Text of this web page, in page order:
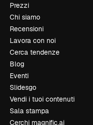
Prezzi
Chi siamo
Recensioni
Lavora con noi
Cerca tendenze
Blog
Eventi
Slidesgo
Vendi i tuoi contenuti
Sala stampa
Cerchi magnific.ai